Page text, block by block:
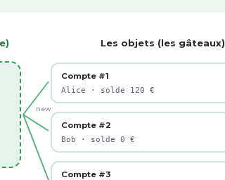
Les objets (les gâteaux)
new
Compte #1
Alice · solde 120 €
Compte #2
Bob · solde 0 €
Compte #3